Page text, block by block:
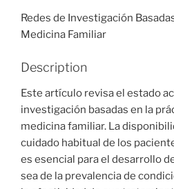
Redes de Investigación
Medicina Familiar
Description
Este artículo revisa el estado
investigación basadas en la
medicina familiar. La
cuidado habitual de los
es esencial para el desarrollo
sea de la prevalencia de